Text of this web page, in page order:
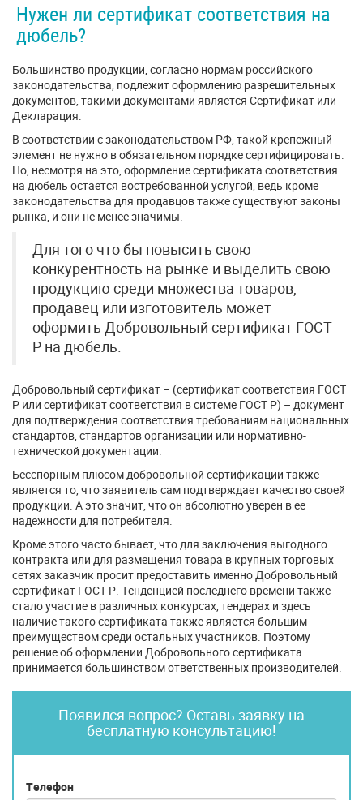
Нужен ли сертификат соответствия на
дюбель?
Большинство продукции, согласно нормам российского
законодательства, подлежит оформлению разрешительных
документов, такими документами является Сертификат или
Декларация.
В соответствии с законодательством РФ, такой крепежный
элемент не нужно в обязательном порядке сертифицировать.
Но, несмотря на это, оформление сертификата соответствия
на дюбель остается востребованной услугой, ведь кроме
законодательства для продавцов также существуют законы
рынка, и они не менее значимы.
Для того что бы повысить свою
конкурентность на рынке и выделить свою
продукцию среди множества товаров,
продавец или изготовитель может
оформить Добровольный сертификат ГОСТ
Р на дюбель.
Добровольный сертификат – (сертификат соответствия ГОСТ
Р или сертификат соответствия в системе ГОСТ Р) – документ
для подтверждения соответствия требованиям национальных
стандартов, стандартов организации или нормативно-
технической документации.
Бесспорным плюсом добровольной сертификации также
является то, что заявитель сам подтверждает качество своей
продукции. А это значит, что он абсолютно уверен в ее
надежности для потребителя.
Кроме этого часто бывает, что для заключения выгодного
контракта или для размещения товара в крупных торговых
сетях заказчик просит предоставить именно Добровольный
сертификат ГОСТ Р. Тенденцией последнего времени также
стало участие в различных конкурсах, тендерах и здесь
наличие такого сертификата также является большим
преимуществом среди остальных участников. Поэтому
решение об оформлении Добровольного сертификата
принимается большинством ответственных производителей.
Появился вопрос? Оставь заявку на
бесплатную консультацию!
Телефон